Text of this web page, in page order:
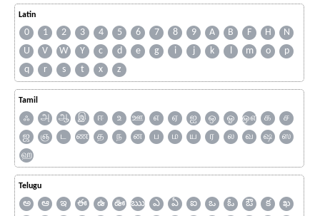
Latin
0 1 2 3 4 5 6 7 8 9 A B F H
N
U
V W Y c d e g i j k l m o
p
q
r s t x z
Tamil
ஃ அ ஆ இ ஈ உ ஊ எ ஏ ஐ ஒ ஓ ஔ க
ச
ஜ
ஞ ட ண த ந ன ப ம ய ர ல வ ஷ
ஸ
ஹ
Telugu
అ ఆ ఇ ఈ ఉ ఊ ఋ ఎ ఏ ఐ ఒ ఓ ఔ క
ఖ